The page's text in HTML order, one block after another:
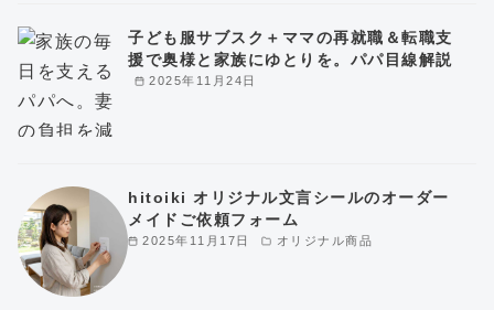
2025年11月24日
子ども服サブスク＋ママの再就職＆転職支
援で奥様と家族にゆとりを。パパ目線解説
2025年11月17日 オリジナル商品
hitoiki オリジナル文言シールのオーダー
メイドご依頼フォーム